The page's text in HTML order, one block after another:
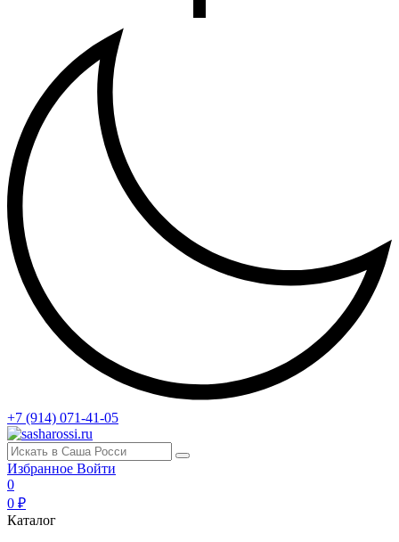
+7 (914) 071-41-05
Избранное Войти
0
0 ₽
Каталог